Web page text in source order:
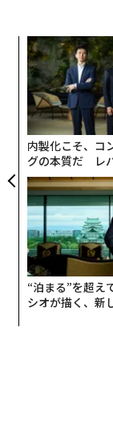
内製化こそ、コ
グの本質だ レ
実践する、次世
全貌
“泊まる”を超
シオが描く、新